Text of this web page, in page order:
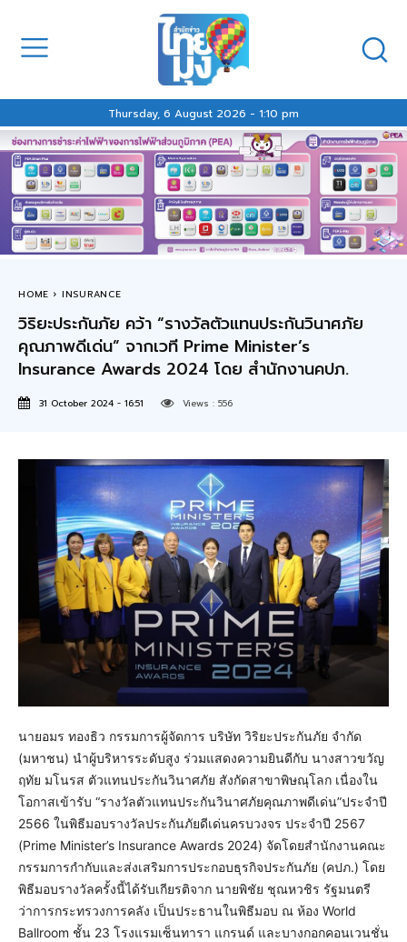
Thursday, 6 August 2026 - 1:10 pm
HOME INSURANCE
วิริยะประกันภัย คว้า “รางวัลตัวแทนประกันวินาศภัย
คุณภาพดีเด่น” จากเวที Prime Minister’s
Insurance Awards 2024 โดย สำนักงานคปภ.
31 October 2024 - 16:51 Views : 556
นายอมร ทองธิว กรรมการผู้จัดการ บริษัท วิริยะประกันภัย จำกัด
(มหาชน) นำผู้บริหารระดับสูง ร่วมแสดงความยินดีกับ นางสาวขวัญ
ฤทัย มโนรส ตัวแทนประกันวินาศภัย สังกัดสาขาพิษณุโลก เนื่องใน
โอกาสเข้ารับ “รางวัลตัวแทนประกันวินาศภัยคุณภาพดีเด่น”ประจำปี
2566 ในพิธีมอบรางวัลประกันภัยดีเด่นครบวงจร ประจำปี 2567
(Prime Minister’s Insurance Awards 2024) จัดโดยสำนักงานคณะ
กรรมการกำกับและส่งเสริมการประกอบธุรกิจประกันภัย (คปภ.) โดย
พิธีมอบรางวัลครั้งนี้ได้รับเกียรติจาก นายพิชัย ชุณหวชิร รัฐมนตรี
ว่าการกระทรวงการคลัง เป็นประธานในพิธีมอบ ณ ห้อง World
Ballroom ชั้น 23 โรงแรมเซ็นทารา แกรนด์ และบางกอกคอนเวนชั่น